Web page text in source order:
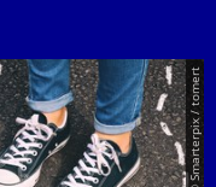
© Smarterpix / tomert